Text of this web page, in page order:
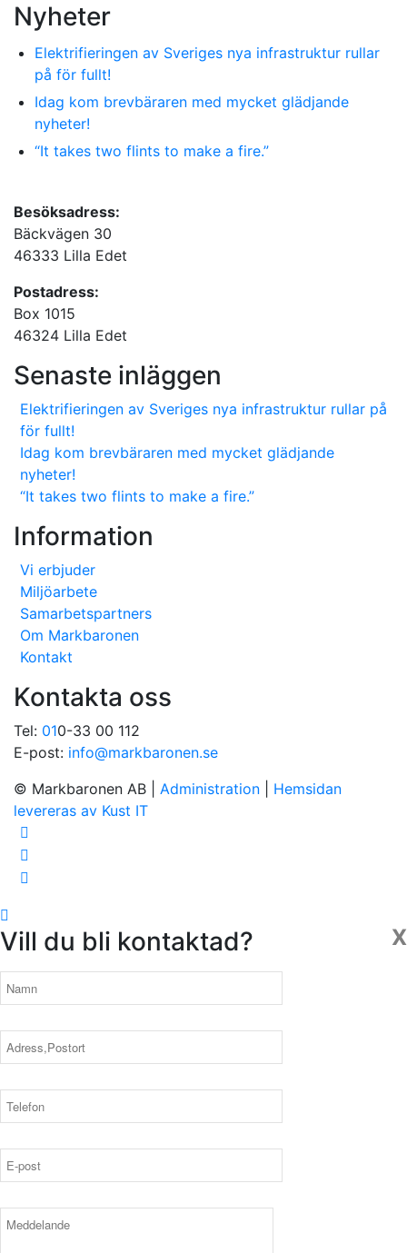
Nyheter
Elektrifieringen av Sveriges nya infrastruktur rullar
på för fullt!
Idag kom brevbäraren med mycket glädjande
nyheter!
“It takes two flints to make a fire.”
Besöksadress:
Bäckvägen 30
46333 Lilla Edet
Postadress:
Box 1015
46324 Lilla Edet
Senaste inläggen
Elektrifieringen av Sveriges nya infrastruktur rullar på
för fullt!
Idag kom brevbäraren med mycket glädjande
nyheter!
“It takes two flints to make a fire.”
Information
Vi erbjuder
Miljöarbete
Samarbetspartners
Om Markbaronen
Kontakt
Kontakta oss
Tel: 010-33 00 112
E-post: info@markbaronen.se
© Markbaronen AB
Administration
Hemsidan
levereras av Kust IT
X
Vill du bli kontaktad?